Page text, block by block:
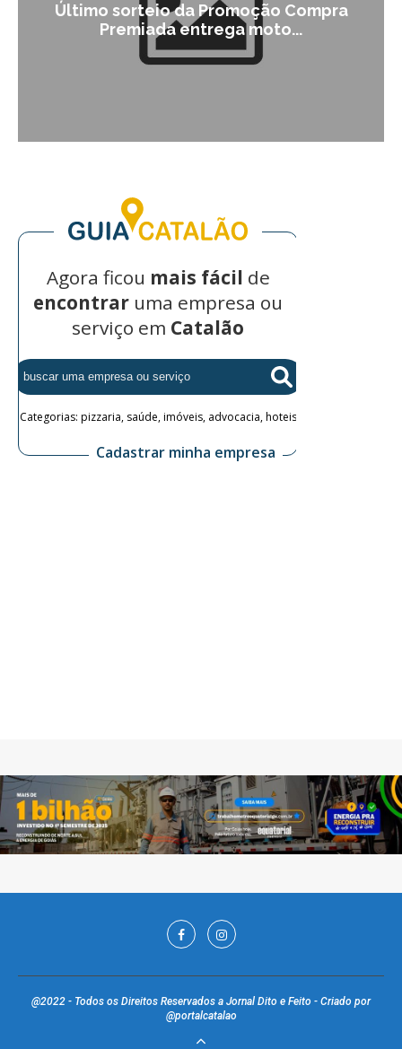
Último sorteio da Promoção Compra
Premiada entrega moto...
@2022 - Todos os Direitos Reservados a Jornal Dito e Feito - Criado por
@portalcatalao